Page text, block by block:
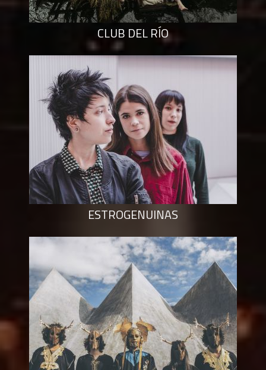
CLUB DEL RÍO
ESTROGENUINAS